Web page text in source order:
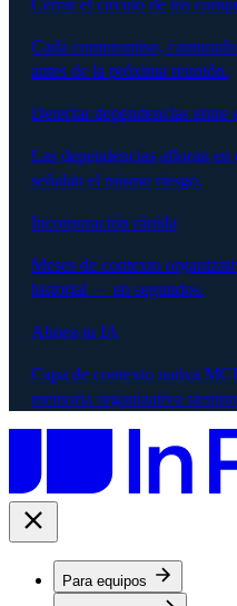
Cerrar el círculo de los
Cada compromiso,
antes de la próxima reunión.
Detectar dependencias entre
Las dependencias afloran
señalan el mismo riesgo.
Incorporación rápida
Meses de contexto
historial — en segundos.
Alinea tu IA
Capa de contexto nativa
memoria organizativa
Para equipos